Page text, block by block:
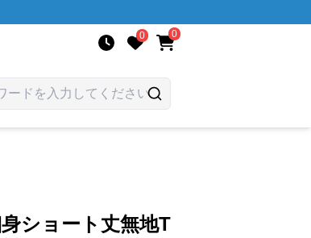
0 0
ショート丈無地T